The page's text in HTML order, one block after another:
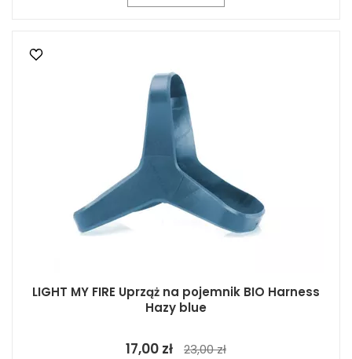
LIGHT MY FIRE Uprząż na pojemnik BIO Harness
Hazy blue
17,00 zł 23,00 zł